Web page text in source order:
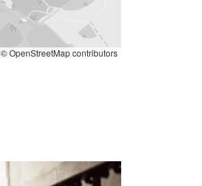
© OpenStreetMap contributors